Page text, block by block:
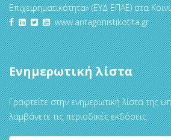
Επιχειρηματικότητα» (ΕΥΔ ΕΠΑΕ) στα
www.antagonistikotita.gr
Ενημερωτική λίστα
Γραφτείτε στην ενημερωτική λίστα της
λαμβάνετε τις περιοδικές εκδόσεις